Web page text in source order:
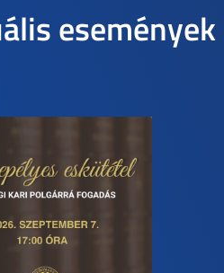
események